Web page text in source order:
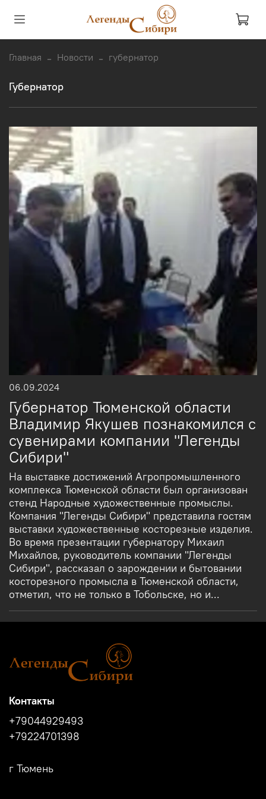
Главная Новости губернатор
губернатор
06.09.2024
Губернатор Тюменской области
Владимир Якушев познакомился с
сувенирами компании "Легенды
Сибири"
На выставке достижений Агропромышленного
комплекса Тюменской области был организован
стенд Народные художественные промыслы.
Компания "Легенды Сибири" представила гостям
выставки художественные косторезные изделия.
Во время презентации губернатору Михаил
Михайлов, руководитель компании "Легенды
Сибири", рассказал о зарождении и бытовании
косторезного промысла в Тюменской области,
отметил, что не только в Тобольске, но и...
Контакты
+79044929493
+79224701398
г Тюмень